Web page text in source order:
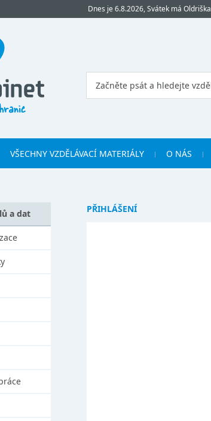
Dnes je 6.8.2026, Svátek má Oldriška
VŠECHNY VZDĚLÁVACÍ MATERIÁLY O NÁS
PŘIHLÁŠENÍ
a dat